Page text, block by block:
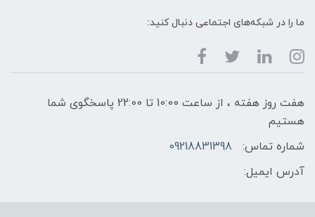
ما را در شبکه‌های اجتماعی دنبال کنید:
هفت روز هفته ، از ساعت 10:00 تا 22:00 پاسخگوی شما
هستیم
شماره تماس:
09218831398
آدرس ایمیل: